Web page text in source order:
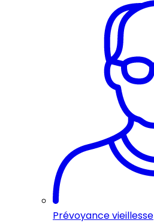
Prévoyance vieillesse